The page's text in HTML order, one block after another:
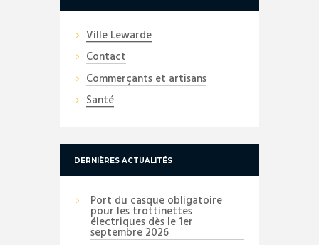
Ville Lewarde
Contact
Commerçants et artisans
Santé
DERNIÈRES ACTUALITÉS
Port du casque obligatoire
pour les trottinettes
électriques dès le 1er
septembre 2026